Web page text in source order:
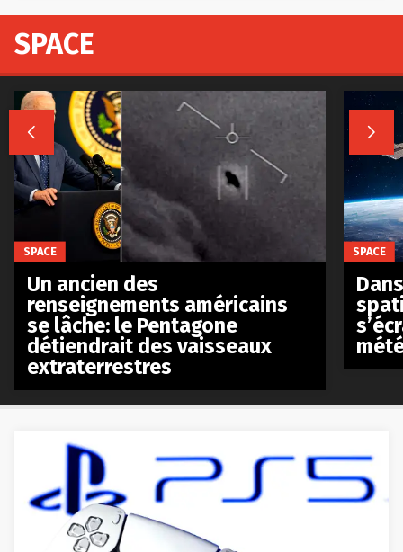
SPACE
 
SPACE
Un ancien des
renseignements américains
se lâche: le Pentagone
détiendrait des vaisseaux
extraterrestres
SPACE